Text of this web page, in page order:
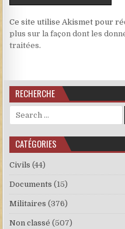
Ce site utilise Akismet pour
plus sur la façon dont les
traitées.
RECHERCHE
Search for:
CATÉGORIES
Civils (44)
Documents (15)
Militaires (376)
Non classé (507)